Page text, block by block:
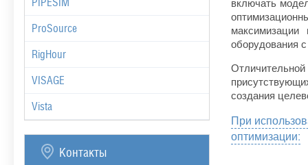
ProSource
RigHour
VISAGE
Vista
Контакты
оборудования
создания
При
оптимизации: